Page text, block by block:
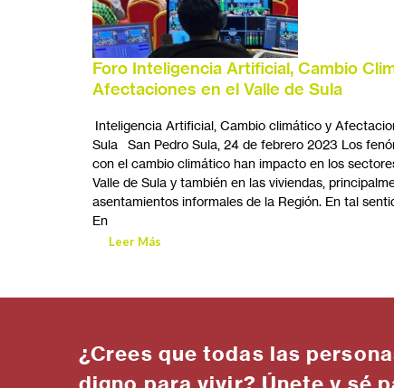
Foro Inteligencia Artificial, Cambio
Afectaciones en el Valle de Sula
Inteligencia Artificial, Cambio climático y
Sula San Pedro Sula, 24 de febrero 2023 Los
con el cambio climático han impacto en los
Valle de Sula y también en las viviendas,
asentamientos informales de la Región. En tal
En
Leer Más
¿Crees que todas las